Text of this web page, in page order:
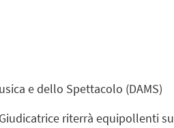
e dello Spettacolo (DAMS)
riterrà equipollenti